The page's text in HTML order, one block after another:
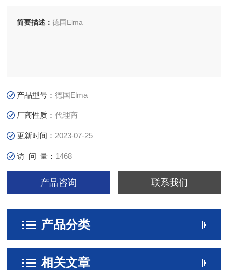
简要描述：德国Elma
产品型号：德国Elma
厂商性质：代理商
更新时间： 2023-07-25
访 问 量： 1468
产品咨询 联系我们
产品分类
相关文章